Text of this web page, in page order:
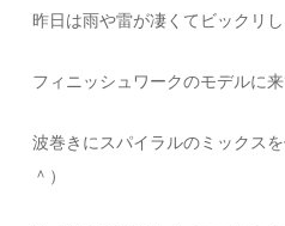
昨日は雨や雷が凄くてビックリし
フィニッシュワークのモデルに
波巻きにスパイラルのミックス
＾）